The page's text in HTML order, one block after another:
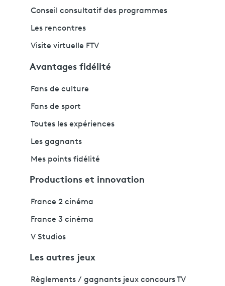
Conseil consultatif des programmes
Les rencontres
Visite virtuelle FTV
Avantages fidélité
Fans de culture
Fans de sport
Toutes les expériences
Les gagnants
Mes points fidélité
Productions et innovation
France 2 cinéma
France 3 cinéma
V Studios
Les autres jeux
Règlements / gagnants jeux concours TV